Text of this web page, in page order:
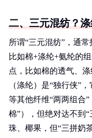
二、三元混纺？
所谓“三元混纺”，通
比如棉+涤纶+氨纶的
点，比如棉的透气、
（涤纶）是“独行侠”
等其他纤维“两两组合
棉”），但绝对达不到
珠、椰果，但“三拼奶